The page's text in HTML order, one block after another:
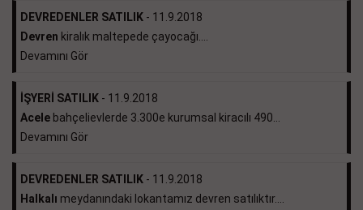
DEVREDENLER SATILIK - 11.9.2018
Devren kiralık maltepede çayocağı....
Devamını Gör
İŞYERİ SATILIK - 11.9.2018
Acele bahçelievlerde 3.300e kurumsal kiracılı 490...
Devamını Gör
DEVREDENLER SATILIK - 11.9.2018
Halkalı meydanındaki lokantamız devren satılıktır....